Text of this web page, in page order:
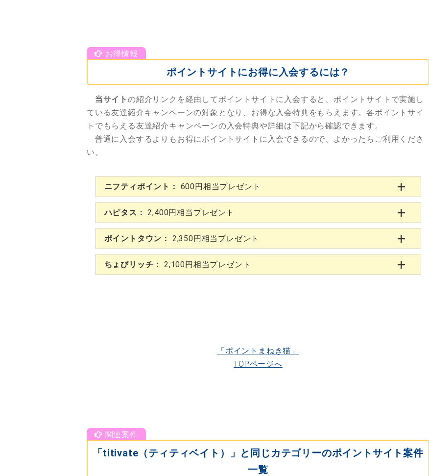
ポイントサイトにお得に入会するには？
当サイトの紹介リンクを経由してポイントサイトに入会すると、ポイントサイトで実施し
ている友達紹介キャンペーンの対象となり、お得な入会特典をもらえます。各ポイントサイ
トでもらえる友達紹介キャンペーンの入会特典や詳細は下記から確認できます。
普通に入会するよりもお得にポイントサイトに入会できるので、よかったらご利用くださ
い。
ニフティポイント： 600円相当プレゼント
ハピタス： 2,400円相当プレゼント
ポイントタウン： 2,350円相当プレゼント
ちょびリッチ： 2,100円相当プレゼント
「ポイントまねき猫」
TOPページへ
「titivate（ティティベイト）」と同じカテゴリーのポイントサイト案件
一覧